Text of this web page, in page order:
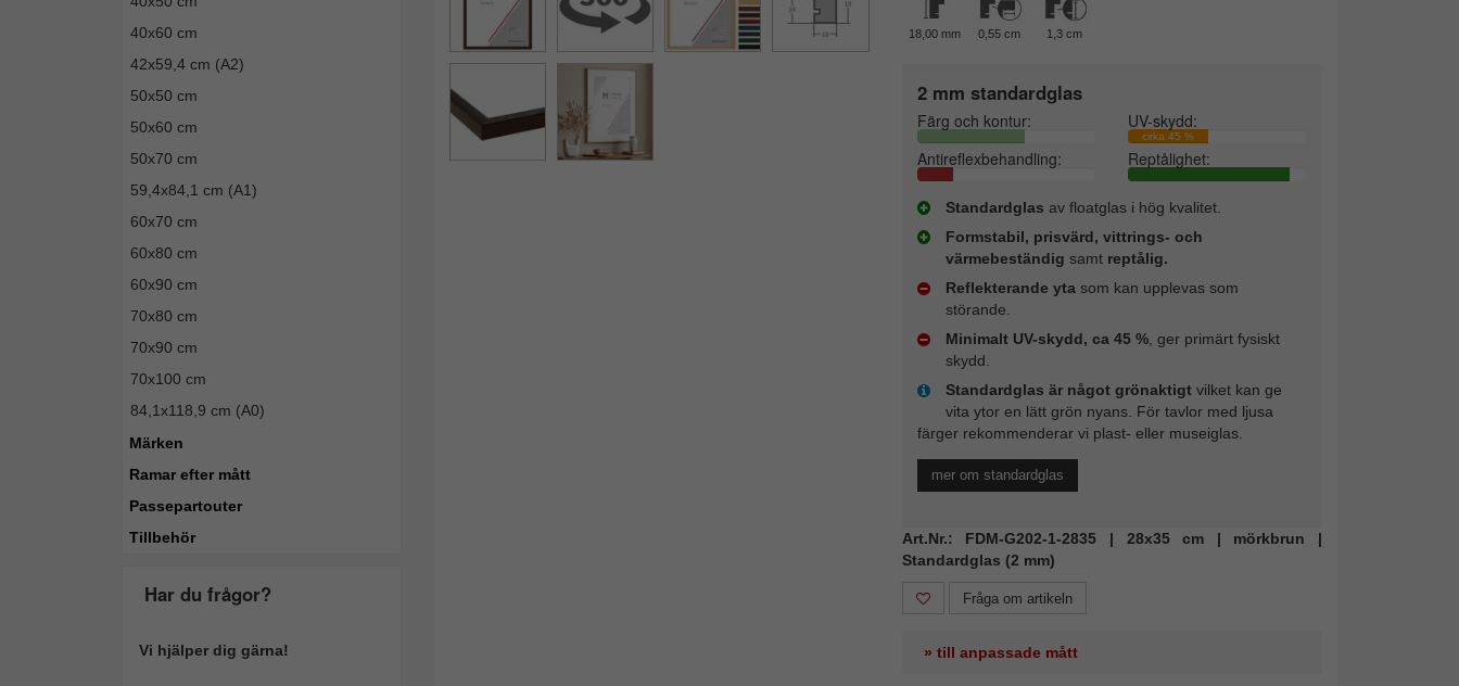
40x60 cm
42x59,4 cm (A2)
50x50 cm
50x60 cm
50x70 cm
59,4x84,1 cm (A1)
60x70 cm
60x80 cm
60x90 cm
70x80 cm
70x90 cm
70x100 cm
84,1x118,9 cm (A0)
Märken
Ramar efter mått
Passepartouter
Tillbehör
Har du frågor?
Vi hjälper dig gärna!
18,00 mm 0,55 cm 1,3 cm
2 mm standardglas
Färg och kontur: UV-skydd:
cirka 45 %
Antireflexbehandling: Reptålighet:
Standardglas av floatglas i hög kvalitet.
Formstabil, prisvärd, vittrings- och
värmebeständig samt reptålig.
Reflekterande yta som kan upplevas som
störande.
Minimalt UV-skydd, ca 45 %, ger primärt fysiskt
skydd.
Standardglas är något grönaktigtvilket kan ge
vita ytor en lätt grön nyans. För tavlor med ljusa
färger rekommenderar vi plast- eller museiglas.
mer om standardglas
Art.Nr.: FDM-G202-1-2835 | 28x35 cm | mörkbrun |
Standardglas (2 mm)
Fråga om artikeln
» till anpassade mått